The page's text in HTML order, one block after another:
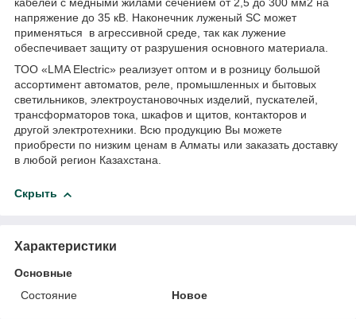
кабелей с медными жилами сечением от 2,5 до 300 мм2 на
напряжение до 35 кВ. Наконечник луженый SC может
применяться в агрессивной среде, так как лужение
обеспечивает защиту от разрушения основного материала.
ТОО «LMA Electric» реализует оптом и в розницу большой
ассортимент автоматов, реле, промышленных и бытовых
светильников, электроустановочных изделий, пускателей,
трансформаторов тока, шкафов и щитов, контакторов и
другой электротехники. Всю продукцию Вы можете
приобрести по низким ценам в Алматы или заказать доставку
в любой регион Казахстана.
Скрыть
Характеристики
Основные
Состояние
Новое